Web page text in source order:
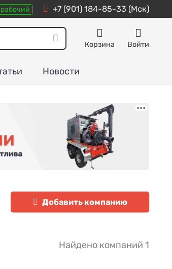
+7 (901) 184-85-33 (Мск)
Корзина Войти
Новости
Добавить компанию
Найдено компаний 1